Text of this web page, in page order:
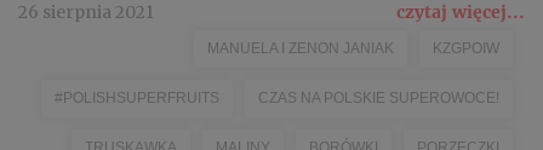
26 sierpnia 2021 czytaj więcej...
MANUELA I ZENON JANIAK KZGPOIW
#POLISHSUPERFRUITS CZAS NA POLSKIE SUPEROWOCE!